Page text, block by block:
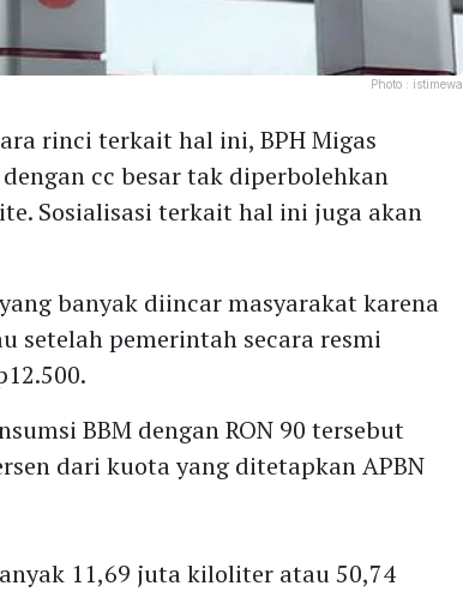
Photo : istimewa
rinci terkait hal ini, BPH Migas
cc besar tak diperbolehkan
Sosialisasi terkait hal ini juga akan
banyak diincar masyarakat karena
setelah pemerintah secara resmi
BBM dengan RON 90 tersebut
dari kuota yang ditetapkan APBN
11,69 juta kiloliter atau 50,74